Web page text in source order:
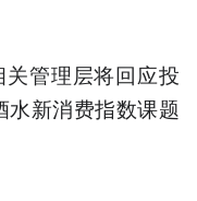
管理层将回应投
水新消费指数课题